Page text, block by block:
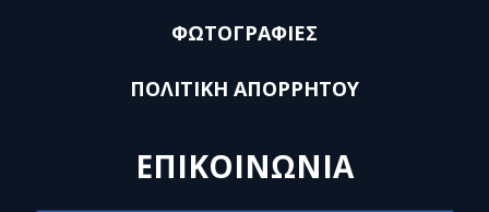
ΦΩΤΟΓΡΑΦΙΕΣ
ΠΟΛΙΤΙΚΗ ΑΠΟΡΡΗΤΟΥ
ΕΠΙΚΟΙΝΩΝΙΑ